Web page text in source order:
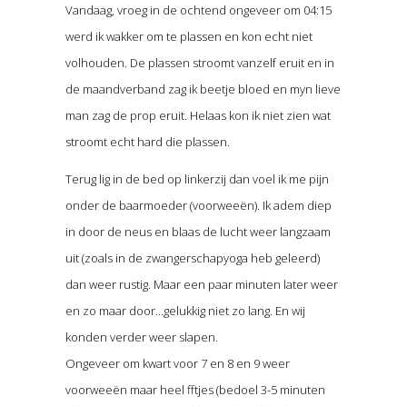
Vandaag, vroeg in de ochtend ongeveer om 04:15
werd ik wakker om te plassen en kon echt niet
volhouden. De plassen stroomt vanzelf eruit en in
de maandverband zag ik beetje bloed en myn lieve
man zag de prop eruit. Helaas kon ik niet zien wat
stroomt echt hard die plassen.
Terug lig in de bed op linkerzij dan voel ik me pijn
onder de baarmoeder (voorweeën). Ik adem diep
in door de neus en blaas de lucht weer langzaam
uit (zoals in de zwangerschapyoga heb geleerd)
dan weer rustig. Maar een paar minuten later weer
en zo maar door…gelukkig niet zo lang. En wij
konden verder weer slapen.
Ongeveer om kwart voor 7 en 8 en 9 weer
voorweeën maar heel fftjes (bedoel 3-5 minuten